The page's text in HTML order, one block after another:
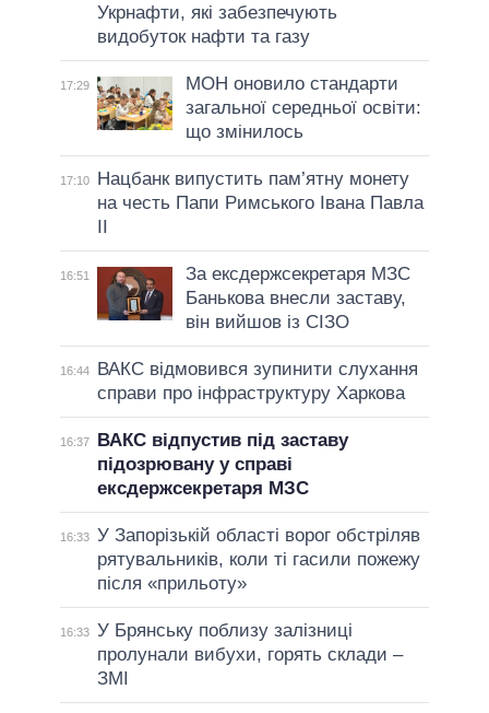
Укрнафти, які забезпечують
видобуток нафти та газу
17:29
МОН оновило стандарти
загальної середньої освіти:
що змінилось
17:10
Нацбанк випустить пам’ятну монету
на честь Папи Римського Івана Павла
II
16:51
За ексдержсекретаря МЗС
Банькова внесли заставу,
він вийшов із СІЗО
16:44
ВАКС відмовився зупинити слухання
справи про інфраструктуру Харкова
16:37
ВАКС відпустив під заставу
підозрювану у справі
ексдержсекретаря МЗС
16:33 У Запорізькій області ворог обстріляв
рятувальників, коли ті гасили пожежу
після «прильоту»
16:33 У Брянську поблизу залізниці
пролунали вибухи, горять склади –
ЗМІ